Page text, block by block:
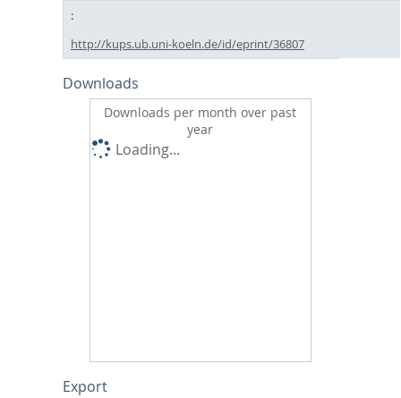
http://kups.ub.uni-koeln.de/id/eprint/36807
Downloads
Downloads per month over past
year
Loading...
Export